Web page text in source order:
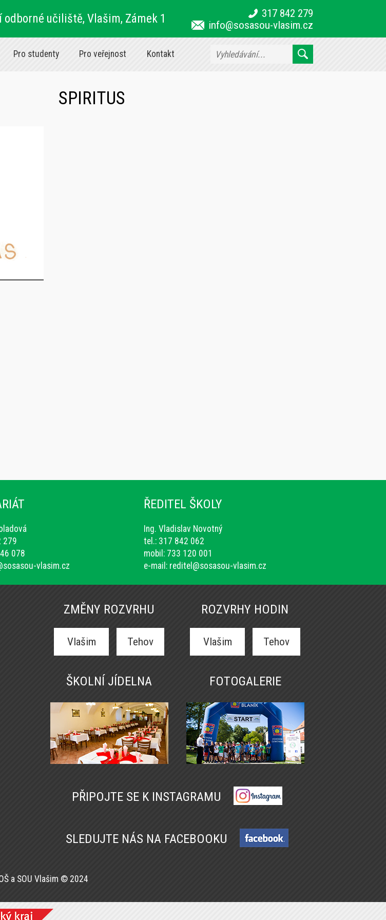
učiliště, Vlašim, Zámek 1
317 842 279
info@sosasou-vlasim.cz
Pro studenty Pro veřejnost Kontakt
SPIRITUS
279
078
vlasim.cz
ŘEDITEL ŠKOLY
Ing. Vladislav Novotný
tel.: 317 842 062
mobil: 733 120 001
e-mail: reditel@sosasou-vlasim.cz
ZMĚNY ROZVRHU
Vlašim Tehov
ROZVRHY HODIN
Vlašim Tehov
ŠKOLNÍ JÍDELNA FOTOGALERIE
PŘIPOJTE SE K INSTAGRAMU
SLEDUJTE NÁS NA FACEBOOKU
a SOU Vlašim © 2024